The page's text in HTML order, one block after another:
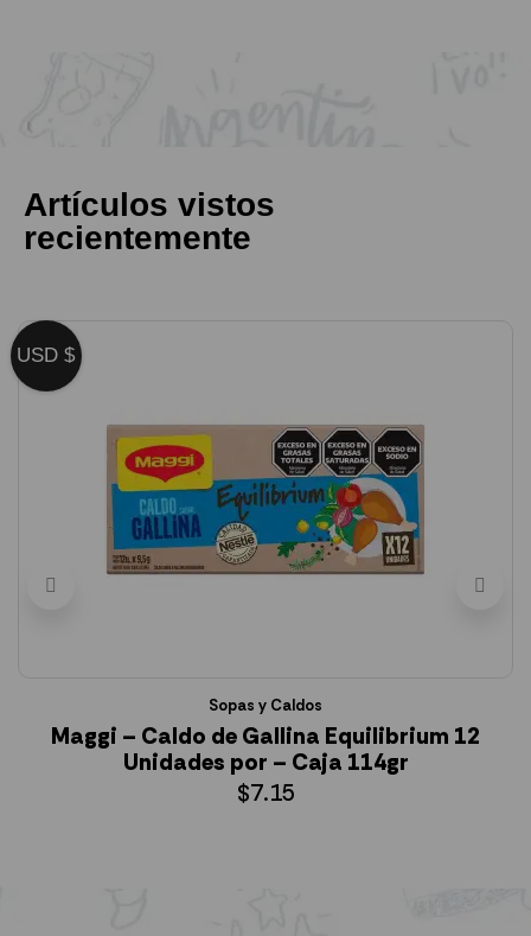
Artículos vistos
recientemente
Sopas y Caldos
Maggi – Caldo de Gallina Equilibrium 12
Unidades por – Caja 114gr
$7.15
USD $